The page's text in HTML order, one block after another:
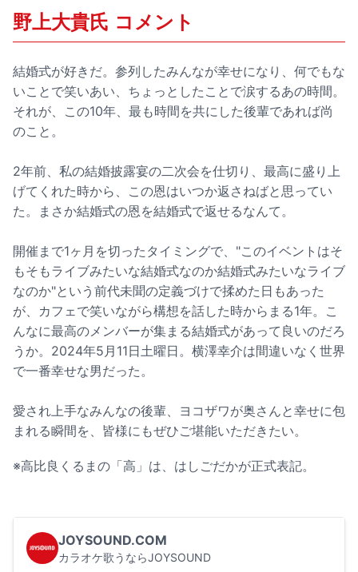
野上大貴氏 コメント
結婚式が好きだ。参列したみんなが幸せになり、何でもな
いことで笑いあい、ちょっとしたことで涙するあの時間。
それが、この10年、最も時間を共にした後輩であれば尚
のこと。
2年前、私の結婚披露宴の二次会を仕切り、最高に盛り上
げてくれた時から、この恩はいつか返さねばと思ってい
た。まさか結婚式の恩を結婚式で返せるなんて。
開催まで1ヶ月を切ったタイミングで、"このイベントはそ
もそもライブみたいな結婚式なのか結婚式みたいなライブ
なのか"という前代未聞の定義づけで揉めた日もあった
が、カフェで笑いながら構想を話した時からまる1年。こ
んなに最高のメンバーが集まる結婚式があって良いのだろ
うか。2024年5月11日土曜日。横澤幸介は間違いなく世界
で一番幸せな男だった。
愛され上手なみんなの後輩、ヨコザワが奥さんと幸せに包
まれる瞬間を、皆様にもぜひご堪能いただきたい。
※高比良くるまの「高」は、はしごだかが正式表記。
JOYSOUND.COM
カラオケ歌うならJOYSOUND